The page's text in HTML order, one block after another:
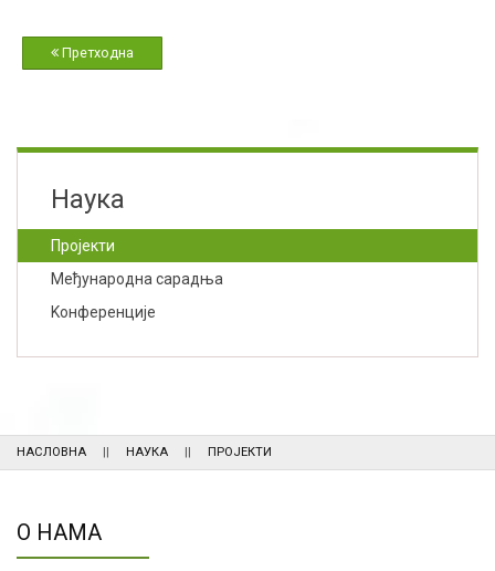
Претходна
Наука
Пројекти
Међународна сарадња
Kонференције
НАСЛОВНА НАУКА ПРОЈЕКТИ
О НАМА